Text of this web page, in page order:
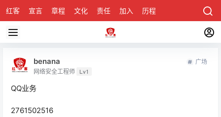
红客 宣言 章程 文化 责任 加入 历程 关于
benana
网络安全工程师 Lv1
广场
QQ业务
2761502516